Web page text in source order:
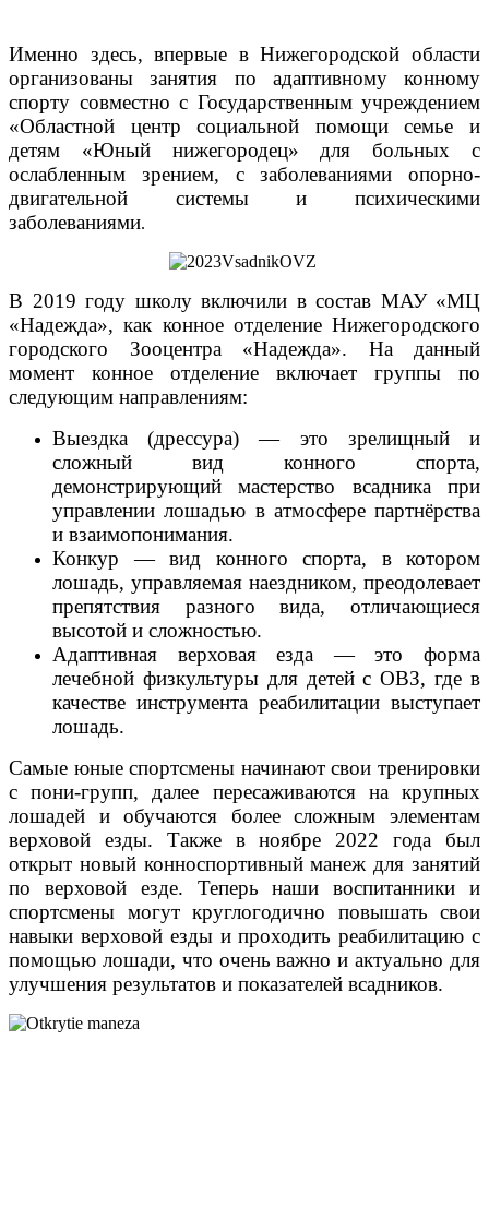
Именно здесь, впервые в Нижегородской области
организованы занятия по адаптивному конному
спорту совместно с Государственным учреждением
«Областной центр социальной помощи семье и
детям «Юный нижегородец» для больных с
ослабленным зрением, с заболеваниями опорно-
двигательной системы и психическими
заболеваниями.
В 2019 году школу включили в состав МАУ «МЦ
«Надежда», как конное отделение Нижегородского
городского Зооцентра «Надежда». На данный
момент конное отделение включает группы по
следующим направлениям:
Выездка (дрессура) — это зрелищный и
сложный вид конного спорта,
демонстрирующий мастерство всадника при
управлении лошадью в атмосфере партнёрства
и взаимопонимания.
Конкур — вид конного спорта, в котором
лошадь, управляемая наездником, преодолевает
препятствия разного вида, отличающиеся
высотой и сложностью.
Адаптивная верховая езда — это форма
лечебной физкультуры для детей с ОВЗ, где в
качестве инструмента реабилитации выступает
лошадь.
Самые юные спортсмены начинают свои тренировки
с пони-групп, далее пересаживаются на крупных
лошадей и обучаются более сложным элементам
верховой езды. Также в ноябре 2022 года был
открыт новый конноспортивный манеж для занятий
по верховой езде. Теперь наши воспитанники и
спортсмены могут круглогодично повышать свои
навыки верховой езды и проходить реабилитацию с
помощью лошади, что очень важно и актуально для
улучшения результатов и показателей всадников.